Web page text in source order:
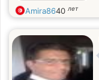
Amira8640 лет